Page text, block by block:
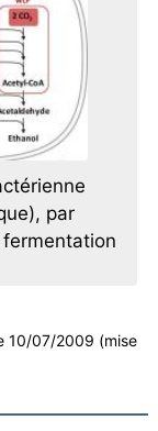
par
10/07/2009 (mise